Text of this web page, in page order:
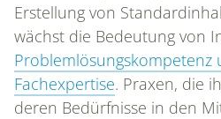
Erstellung von
wächst die Bedeutung von
Problemlösungskompetenz
Fachexpertise. Praxen, die
deren Bedürfnisse in den